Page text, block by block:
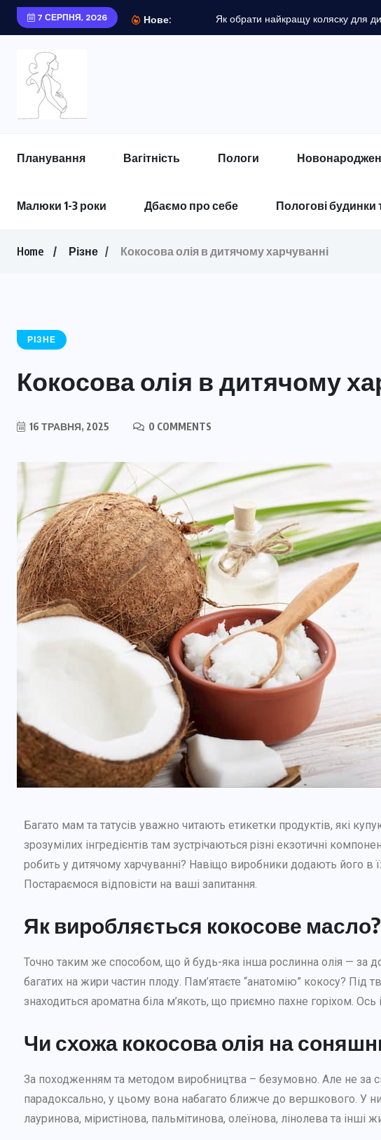
7 СЕРПНЯ, 2026 Нове:
Як обрати найкращу коляску для дитини? 9+ важливих...
Планування Вагітність Пологи
Малюки 1-3 роки Дбаємо про себе Пологові будинки
Home Різне Кокосова олія в дитячому харчуванні
РІЗНЕ
Кокосова олія в дитячому
16 ТРАВНЯ, 2025 0 COMMENTS
Багато мам та татусів уважно читають етикетки продуктів, які
зрозумілих інгредієнтів там зустрічаються різні екзотичні
робить у дитячому харчуванні? Навіщо виробники додають його в
Постараємося відповісти на ваші запитання.
Як виробляється кокосове масло?
Точно таким же способом, що й будь-яка інша рослинна олія — за
багатих на жири частин плоду. Пам’ятаєте “анатомію” кокосу?
знаходиться ароматна біла м’якоть, що приємно пахне горіхом.
Чи схожа кокосова олія на
За походженням та методом виробництва – безумовно. Але не за
парадоксально, у цьому вона набагато ближче до вершкового. У
лауринова, міристінова, пальмітинова, олеїнова, лінолева та інші